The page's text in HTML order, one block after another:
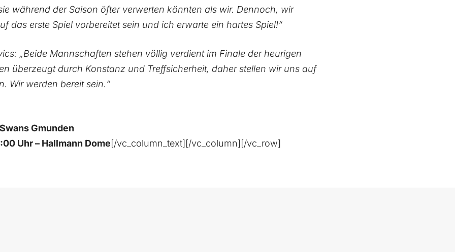
während der Saison öfter verwerten könnten als wir. Dennoch, wir
das erste Spiel vorbereitet sein und ich erwarte ein hartes Spiel!“
„Beide Mannschaften stehen völlig verdient im Finale der heurigen
überzeugt durch Konstanz und Treffsicherheit, daher stellen wir uns auf
Wir werden bereit sein.“
Gmunden
Uhr – Hallmann Dome[/vc_column_text][/vc_column][/vc_row]